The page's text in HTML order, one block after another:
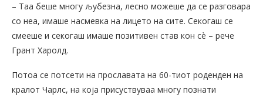
– Таа беше многу љубезна, лесно можеше да се разговара
со неа, имаше насмевка на лицето на сите. Секогаш се
смееше и секогаш имаше позитивен став кон сè – рече
Грант Харолд.
Потоа се потсети на прославата на 60-тиот роденден на
кралот Чарлс, на која присуствуваа многу познати